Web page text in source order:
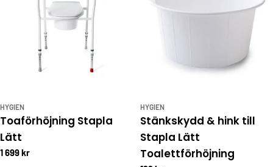
HYGIEN
Toaförhöjning Stapla
Lätt
1 699 kr
HYGIEN
Stänkskydd & hink till
Stapla Lätt
Toalettförhöjning